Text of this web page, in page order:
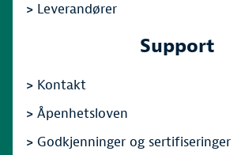
> Leverandører
Support
> Kontakt
> Åpenhetsloven
> Godkjenninger og sertifiseringer